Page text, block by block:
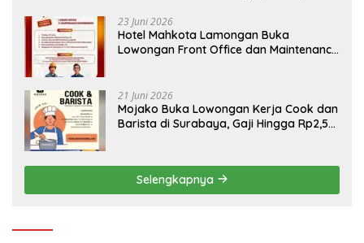
23 Juni 2026
Hotel Mahkota Lamongan Buka
Lowongan Front Office dan Maintenance
21 Juni 2026
Mojako Buka Lowongan Kerja Cook dan
Barista di Surabaya, Gaji Hingga Rp2,5
Selengkapnya